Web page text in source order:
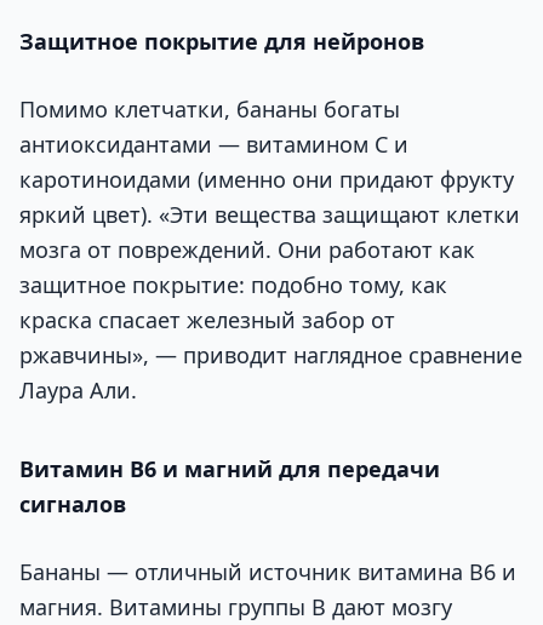
Защитное покрытие для нейронов
Помимо клетчатки, бананы богаты
антиоксидантами — витамином С и
каротиноидами (именно они придают фрукту
яркий цвет). «Эти вещества защищают клетки
мозга от повреждений. Они работают как
защитное покрытие: подобно тому, как
краска спасает железный забор от
ржавчины», — приводит наглядное сравнение
Лаура Али.
Витамин B6 и магний для передачи
сигналов
Бананы — отличный источник витамина B6 и
магния. Витамины группы B дают мозгу